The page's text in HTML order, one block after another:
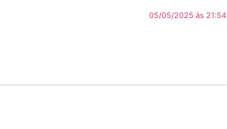
05/05/2025 às 21:54